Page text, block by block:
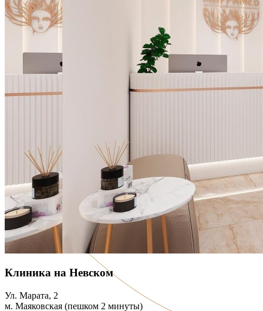
Клиника на Невском
Ул. Марата, 2
м. Маяковская (пешком 2 минуты)